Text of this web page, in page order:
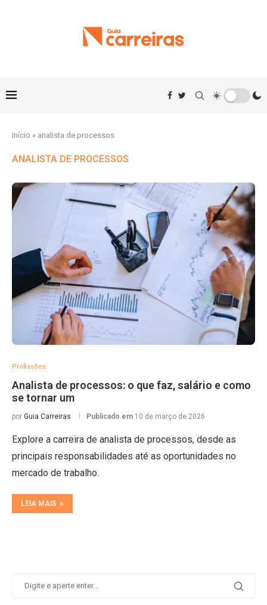
Início » analista de processos
ANALISTA DE PROCESSOS
Profissões
Analista de processos: o que faz, salário e como
se tornar um
por Guia Carreiras Publicado em 10 de março de 2026
Explore a carreira de analista de processos, desde as
principais responsabilidades até as oportunidades no
mercado de trabalho.
LEIA MAIS